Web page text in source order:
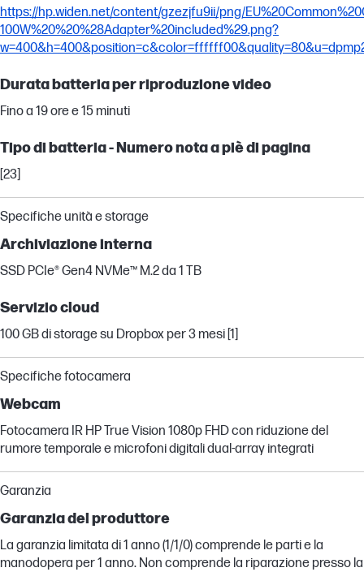
https://hp.widen.net/content/gzezjfu9ii/png/
100W%20%20%28Adapter%20included%29.png?
Durata batteria per riproduzione video
Fino a 19 ore e 15 minuti
Tipo di batteria - Numero nota a piè di pagina
[23]
Specifiche unità e storage
Archiviazione interna
SSD PCIe® Gen4 NVMe™ M.2 da 1 TB
Servizio cloud
100 GB di storage su Dropbox per 3 mesi [1]
Specifiche fotocamera
Webcam
Fotocamera IR HP True Vision 1080p FHD con riduzione del
rumore temporale e microfoni digitali dual-array integrati
Garanzia
Garanzia del produttore
La garanzia limitata di 1 anno (1/1/0) comprende le parti e la
manodopera per 1 anno. Non comprende la riparazione presso la